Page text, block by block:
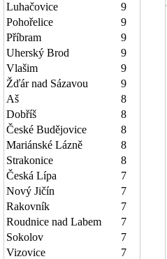
Luhačovice
9
Pohořelice
9
Příbram
9
Uherský Brod
9
Vlašim
9
Žďár nad Sázavou
9
Aš
8
Dobříš
8
České Budějovice
8
Mariánské Lázně
8
Strakonice
8
Česká Lípa
7
Nový Jičín
7
Rakovník
7
Roudnice nad Labem
7
Sokolov
7
Vizovice
7